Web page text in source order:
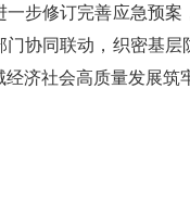
一步修订完善应急预
门协同联动，织密基
济社会高质量发展筑